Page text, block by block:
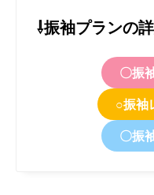
⇩振袖プランの
〇振
○振袖
〇振